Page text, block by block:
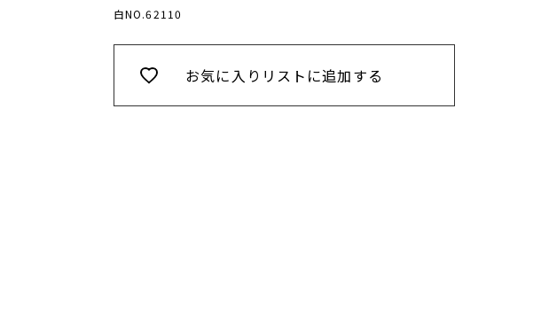
白NO.62110
お気に入りリストに追加する